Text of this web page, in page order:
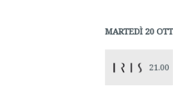
21.00